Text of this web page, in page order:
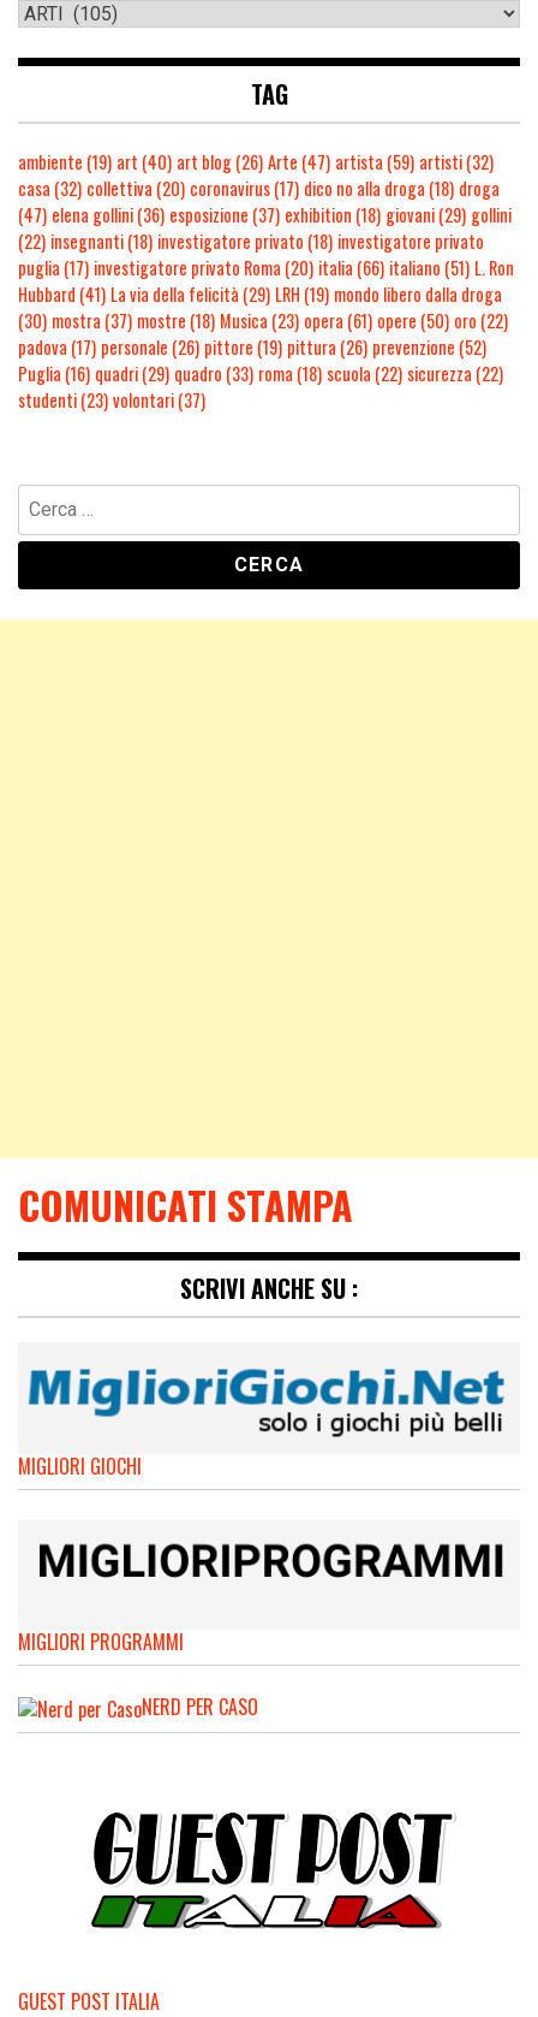
TAG
ambiente (19) art (40) art blog(26)Arte (47) artista (59) artisti(32)
casa (32) collettiva (20) coronavirus(17) dico no alla droga (18) droga
(47) elena gollini(36) esposizione (37) exhibition (18) giovani(29) gollini
(22) insegnanti(18) investigatore privato (18) investigatore privato
puglia (17) investigatore privato Roma (20) italia (66) italiano (51) L. Ron
Hubbard (41) La via della felicità (29) LRH (19) mondo libero dalla droga
(30) mostra (37) mostre (18) Musica (23) opera (61) opere (50) oro (22)
padova (17) personale (26) pittore (19) pittura (26) prevenzione (52)
Puglia (16) quadri(29) quadro (33) roma (18) scuola (22) sicurezza (22)
studenti(23)volontari(37)
COMUNICATI STAMPA
SCRIVI ANCHE SU :
MIGLIORI GIOCHI
MIGLIORI PROGRAMMI
NERD PER CASO
GUEST POST ITALIA